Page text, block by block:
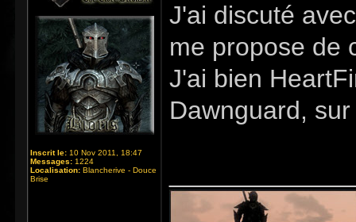
Inscrit le: 10 Nov 2011, 18:47
Messages: 1224
Localisation: Blancherive - Douce
Brise
J'ai discuté
me propose de
J'ai bien
Dawnguard,